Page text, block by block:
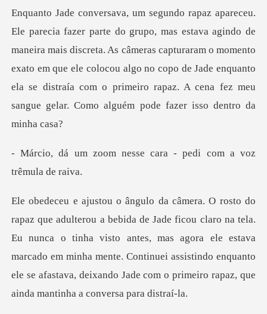
eira mais discreta. As câmeras capturaram o momento
exato em que ele colocou algo no copo de Jade enquanto
ela
esse cara - pedi com a
tela.
Eu nunca o tinha visto antes, mas agora ele estava
marcado em minha mente. Continuei assistindo en